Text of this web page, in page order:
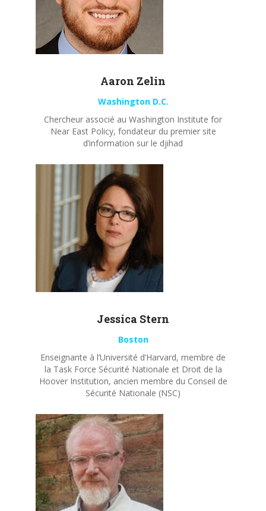
Aaron Zelin
Washington D.C.
Chercheur associé au Washington Institute for
Near East Policy, fondateur du premier site
d’information sur le djihad
Jessica Stern
Boston
Enseignante à l’Université d’Harvard, membre de
la Task Force Sécurité Nationale et Droit de la
Hoover Institution, ancien membre du Conseil de
Sécurité Nationale (NSC)